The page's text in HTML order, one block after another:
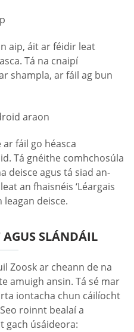
aip, áit ar féidir leat
Tá na cnaipí
shampla, ar fáil ag bun
araon
fáil go héasca
Tá gnéithe comhchosúla
deisce agus tá siad an-
an fhaisnéis ‘Léargais
leagan deisce.
SLÁNDÁIL
Zoosk ar cheann de na
amuigh ansin. Tá sé mar
iontacha chun cáilíocht
roinnt bealaí a
gach úsáideora: